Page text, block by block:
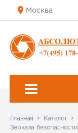
Москва
Главная Каталог
Зеркала безопасности